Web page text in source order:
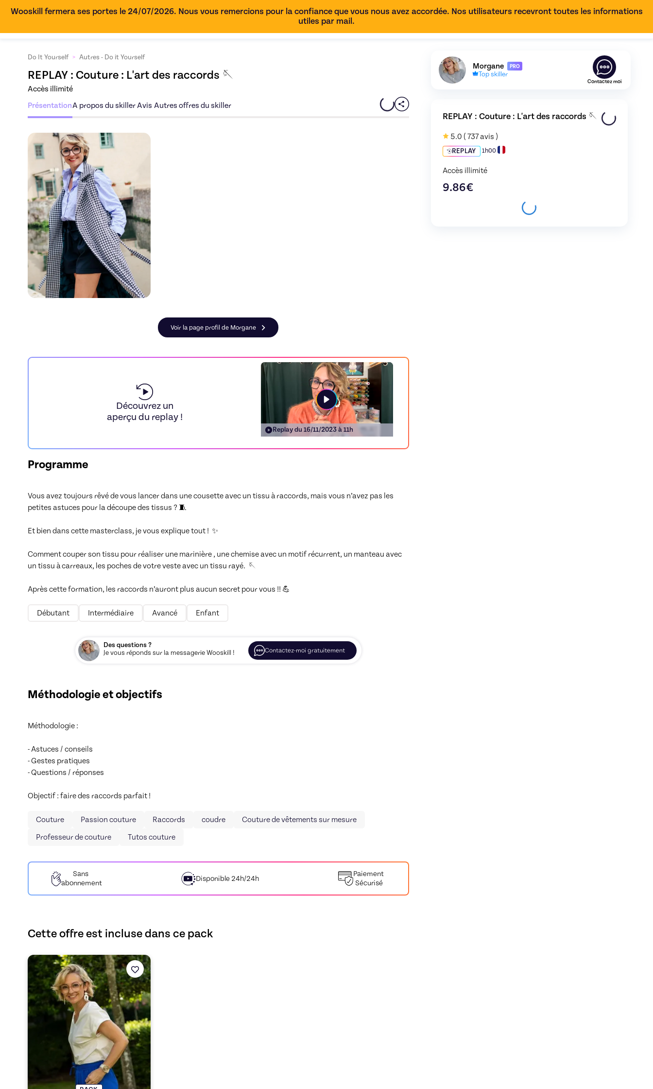
Wooskill fermera ses portes le 24/07/2026. Nous vous remercions pour la confiance que vous nous avez accordée. Nos utilisateurs recevront toutes les informations
utiles par mail.
Do It Yourself > Autres - Do it Yourself
REPLAY : Couture : L'art des raccords 🪡
Accès illimité
PrésentationA propos du skillerAvis Autres offres du skiller
Découvrez l'offre
Voir la page profil de Morgane
Découvrez un
aperçu du replay !
Replay du 16/11/2023 à 11h
Programme
Vous avez toujours rêvé de vous lancer dans une cousette avec un tissu à raccords, mais vous n’avez pas les
petites astuces pour la découpe des tissus ? 🧵
Et bien dans cette masterclass, je vous explique tout !  ✨
Comment couper son tissu pour réaliser une marinière , une chemise avec un motif récurrent, un manteau avec
un tissu à carreaux, les poches de votre veste avec un tissu rayé.  🪡
Après cette formation, les raccords n’auront plus aucun secret pour vous !! 💪
Débutant Intermédiaire Avancé Enfant
Des questions ?
Je vous réponds sur la messagerie Wooskill !
Contactez-moi gratuitement
Méthodologie et objectifs
Méthodologie :
- Astuces / conseils
- Gestes pratiques
- Questions / réponses
Objectif : faire des raccords parfait !
Couture Passion couture Raccords coudre
Couture de vêtements sur mesure
Professeur de couture
Tutos couture
Sans
abonnement
Disponible 24h/24h
Paiement
Sécurisé
Cette offre est incluse dans ce pack
Découvrez l'offre Formation de couture pour les débutants 🧵
Découvrez le profil de Skiller enAutres - Do it
Morgane PRO
Top skiller
Contactez moi
REPLAY : Couture : L'art des raccords 🪡
5.0 ( 737 avis )
REPLAY 1h00
Accès illimité
9.86€